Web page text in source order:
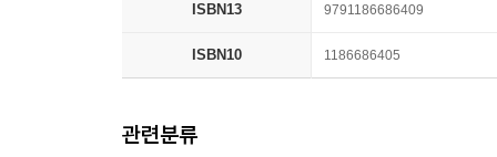
ISBN13 9791186686409
ISBN10 1186686405
관련분류